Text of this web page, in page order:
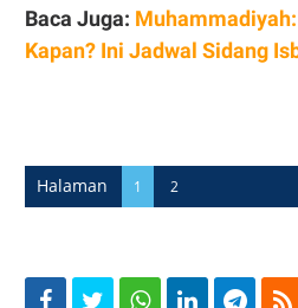
Baca Juga:
Kapan? Ini Jadwal Sidang
Halaman 1 2